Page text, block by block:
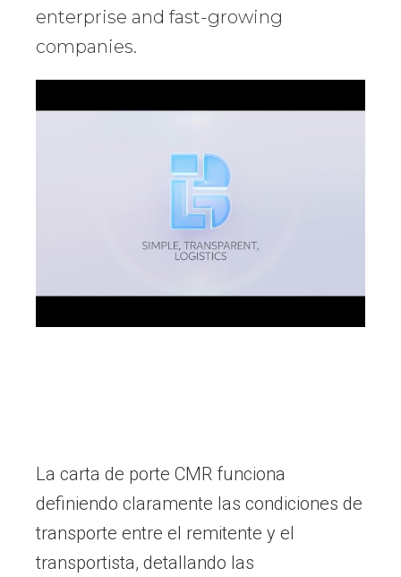
enterprise and fast-growing
companies.
La carta de porte CMR funciona
definiendo claramente las condiciones de
transporte entre el remitente y el
transportista, detallando las